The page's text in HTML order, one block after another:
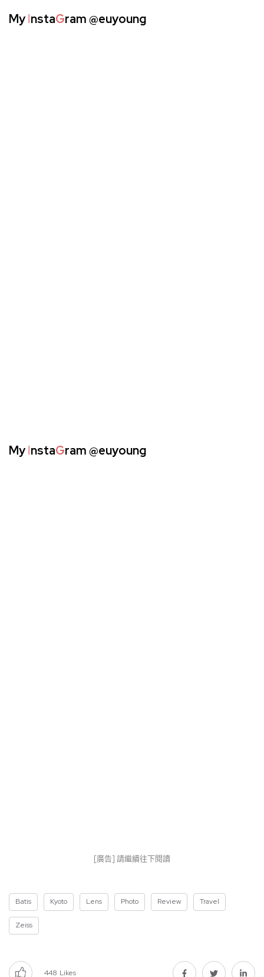
MyInstaGram@euyoung
MyInstaGram@euyoung
[廣告] 請繼續往下閱讀
Batis Kyoto Lens Photo Review Travel
Zeiss
448 Likes